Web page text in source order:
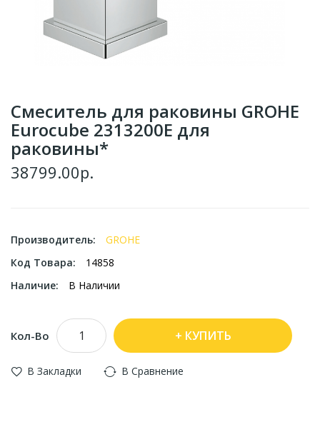
Смеситель для раковины GROHE
Eurocube 2313200E для
раковины*
38799.00р.
Производитель:
GROHE
Код Товара:
14858
Наличие:
В Наличии
Кол-Во КУПИТЬ
В Закладки В Сравнение